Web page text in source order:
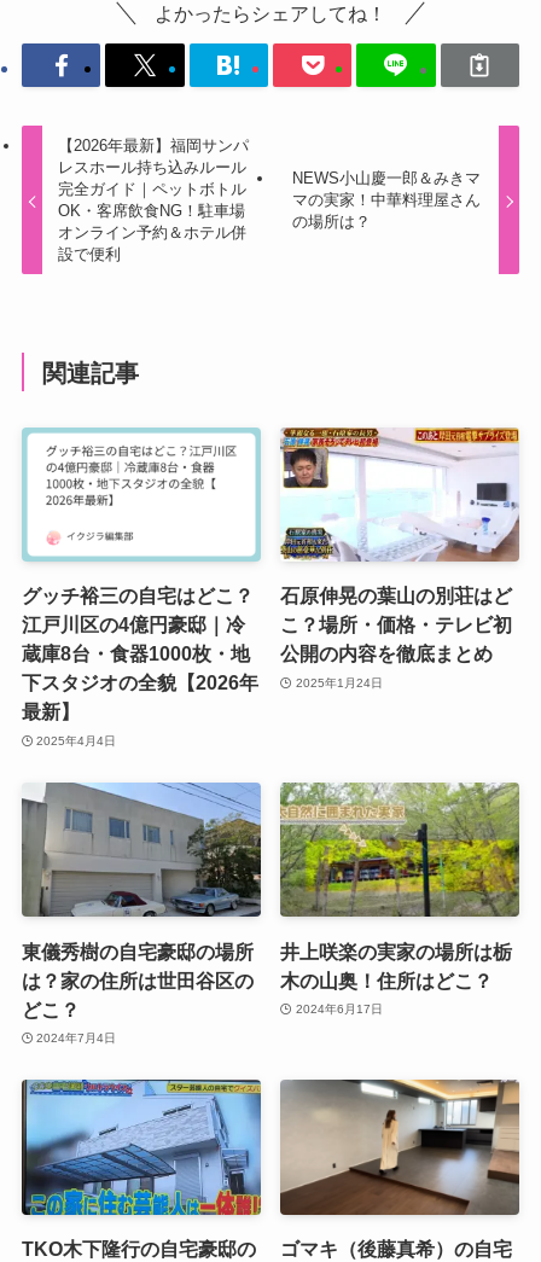
よかったらシェアしてね！
【2026年最新】福岡サンパ
レスホール持ち込みルール
完全ガイド｜ペットボトル
OK・客席飲食NG！駐車場
オンライン予約＆ホテル併
設で便利
NEWS小山慶一郎＆みきマ
マの実家！中華料理屋さん
の場所は？
関連記事
グッチ裕三の自宅はどこ？
江戸川区の4億円豪邸｜冷
蔵庫8台・食器1000枚・地
下スタジオの全貌【2026年
最新】
2025年4月4日
石原伸晃の葉山の別荘はど
こ？場所・価格・テレビ初
公開の内容を徹底まとめ
2025年1月24日
東儀秀樹の自宅豪邸の場所
は？家の住所は世田谷区の
どこ？
2024年7月4日
井上咲楽の実家の場所は栃
木の山奥！住所はどこ？
2024年6月17日
TKO木下隆行の自宅豪邸の
ゴマキ（後藤真希）の自宅